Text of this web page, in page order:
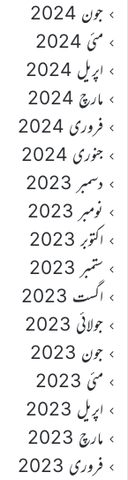
جون 2024
مئی 2024
اپریل 2024
مارچ 2024
فروری 2024
جنوری 2024
دسمبر 2023
نومبر 2023
اکتوبر 2023
ستمبر 2023
اگست 2023
جولائی 2023
جون 2023
مئی 2023
اپریل 2023
مارچ 2023
فروری 2023